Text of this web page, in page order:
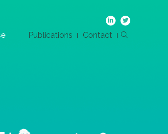
Publications Contact